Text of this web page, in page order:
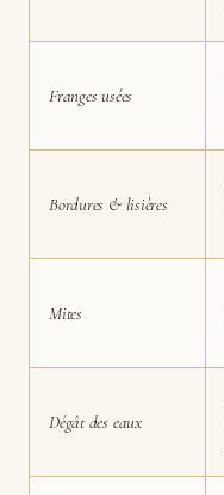
Franges usées
Bordures & lisières
Mites
Dégât des eaux